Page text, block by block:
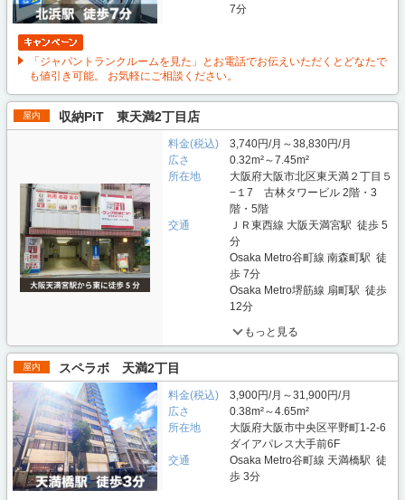
7分
「ジャパントランクルームを見た」とお電話でお伝えいただくとどなたで
も値引き可能。 お気軽にご相談ください。
屋内 収納PiT 東天満2丁目店
料金(税込)
3,740円/月～38,830円/月
広さ
0.32m²～7.45m²
所在地
大阪府大阪市北区東天満２丁目５
−１7 古林タワービル 2階・3
階・5階
交通
ＪＲ東西線 大阪天満宮駅 徒歩 5
分
Osaka Metro谷町線 南森町駅 徒
歩 7分
Osaka Metro堺筋線 扇町駅 徒歩
12分
もっと見る
屋内 スペラボ 天満2丁目
料金(税込)
3,900円/月～31,900円/月
広さ
0.38m²～4.65m²
所在地
大阪府大阪市中央区平野町1-2-6
ダイアパレス大手前6F
交通
Osaka Metro谷町線 天満橋駅 徒
歩 3分